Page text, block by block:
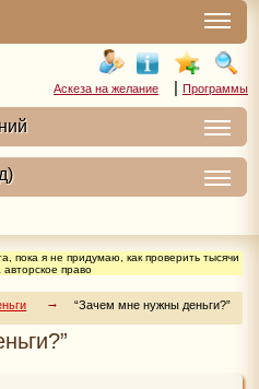
Аскеза на желание | Программы
пока я не придумаю, как проверить тысячи
авторское право
“Зачем мне нужны деньги?”